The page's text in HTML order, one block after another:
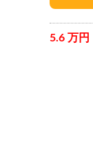
5.6 万円